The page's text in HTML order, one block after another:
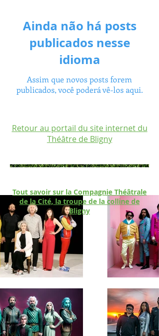
Ainda não há posts
publicados nesse
idioma
Assim que novos posts forem
publicados, você poderá vê-los aqui.
Retour au portail du site internet du
Théâtre de Bligny
Tout savoir sur la Compagnie Théâtrale
de la Cité, la troupe de la colline de
Bligny